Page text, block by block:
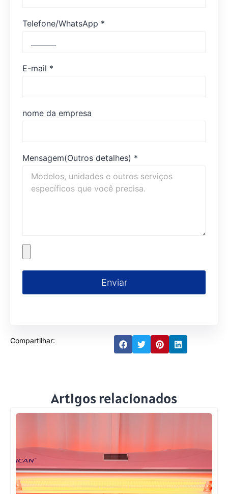
Telefone/WhatsApp *
E-mail *
nome da empresa
Mensagem(Outros detalhes) *
Enviar
Compartilhar:
Artigos relacionados